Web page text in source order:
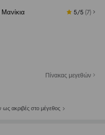
5/5 (7)
Πίνακας μεγεθών
ακριβές στο μέγεθος